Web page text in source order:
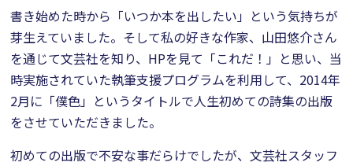
書き始めた時から「いつか本を出したい」という気持ちが
芽生えていました。そして私の好きな作家、山田悠介さん
を通じて文芸社を知り、HPを見て「これだ！」と思い、当
時実施されていた執筆支援プログラムを利用して、2014年
2月に「僕色」というタイトルで人生初めての詩集の出版
をさせていただきました。
初めての出版で不安な事だらけでしたが、文芸社スタッフ